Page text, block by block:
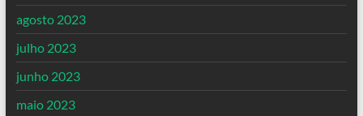
agosto 2023
julho 2023
junho 2023
maio 2023